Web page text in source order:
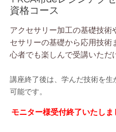
資格コース
アクセサリー加工の基礎技術
セサリーの基礎から応用技術
心者でも楽しんで受講いただ
講座終了後は、学んだ技術を
可能です。
モニター様受付終了いたしま